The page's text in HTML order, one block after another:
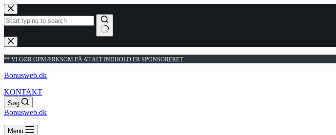
Fortsæt
til
indhold
Ingen
resultater
** VI GØR OPMÆRKSOM PÅ AT ALT INDHOLD ER SPONSORERET
Bonusweb.dk
KONTAKT
Søg
Bonusweb.dk
Menu